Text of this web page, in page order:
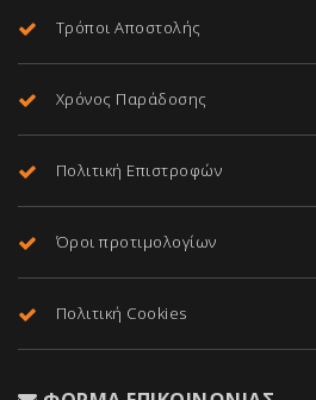
Τρόποι Αποστολής
Χρόνος Παράδοσης
Πολιτική Επιστροφών
Όροι προτιμολογίων
Πολιτική Cookies